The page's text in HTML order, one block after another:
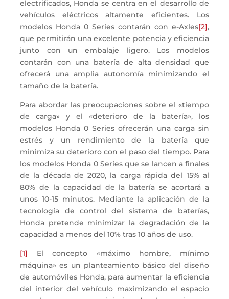
electrificados, Honda se centra en el desarrollo de
vehículos eléctricos altamente eficientes. Los
modelos Honda 0 Series contarán con e-Axles[2],
que permitirán una excelente potencia y eficiencia
junto con un embalaje ligero. Los modelos
contarán con una batería de alta densidad que
ofrecerá una amplia autonomía minimizando el
tamaño de la batería.
Para abordar las preocupaciones sobre el «tiempo
de carga» y el «deterioro de la batería», los
modelos Honda 0 Series ofrecerán una carga sin
estrés y un rendimiento de la batería que
minimiza su deterioro con el paso del tiempo. Para
los modelos Honda 0 Series que se lancen a finales
de la década de 2020, la carga rápida del 15% al
80% de la capacidad de la batería se acortará a
unos 10-15 minutos. Mediante la aplicación de la
tecnología de control del sistema de baterías,
Honda pretende minimizar la degradación de la
capacidad a menos del 10% tras 10 años de uso.
[1] El concepto «máximo hombre, mínimo
máquina» es un planteamiento básico del diseño
de automóviles Honda, para aumentar la eficiencia
del interior del vehículo maximizando el espacio